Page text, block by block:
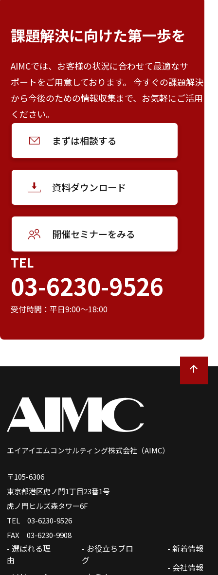
課題解決に向けた第一歩を
AIMCでは、お客様の状況に合わせて最適なサ
ポートをご用意しております。 今すぐの課題解決
から今後のための情報収集まで、お気軽にご活用
ください。
まずは相談する
資料ダウンロード
開催セミナーをみる
TEL
03-6230-9526
受付時間：平日9:00～18:00
エイアイエムコンサルティング株式会社（AIMC）
〒105-6306
東京都港区虎ノ門1丁目23番1号
虎ノ門ヒルズ森タワー6F
TEL 03-6230-9526
FAX 03-6230-9908
- 選ばれる理
由
- お役立ちブロ
グ
- 新着情報
- 会社情報